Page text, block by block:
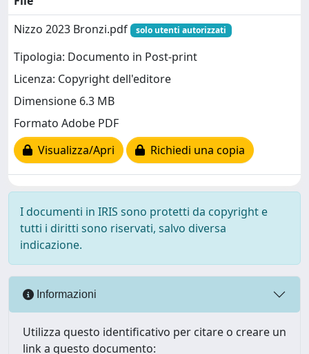
Nizzo 2023 Bronzi.pdf
solo utenti autorizzati
Tipologia: Documento in Post-print
Licenza: Copyright dell'editore
Dimensione 6.3 MB
Formato Adobe PDF
Visualizza/Apri
Richiedi una copia
I documenti in IRIS sono protetti da copyright e
tutti i diritti sono riservati, salvo diversa
indicazione.
Informazioni
Utilizza questo identificativo per citare o creare un
link a questo documento: